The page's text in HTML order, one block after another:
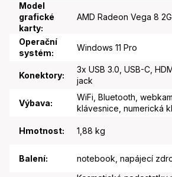
Model
grafické
karty:
AMD Radeon Vega 8
Operační
systém:
Windows 11 Pro
Konektory:
3x USB 3.0, USB-C,
jack
Výbava:
WiFi, Bluetooth,
klávesnice, numerická
Hmotnost: 1,88 kg
Balení: notebook, napájecí